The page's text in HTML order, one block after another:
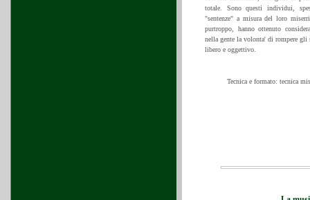
totale. Sono questi individui,
"sentenze" a misura del loro
purtroppo, hanno ottenuto
nella gente la volonta' di rompere gli
libero e oggettivo.
Tecnica e formato: tecnica